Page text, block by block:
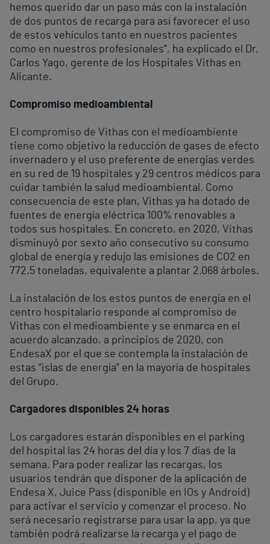
hemos querido dar un paso más con la instalación
de dos puntos de recarga para así favorecer el uso
de estos vehículos tanto en nuestros pacientes
como en nuestros profesionales”, ha explicado el Dr.
Carlos Yago, gerente de los Hospitales Vithas en
Alicante.
Compromiso medioambiental
El compromiso de Vithas con el medioambiente
tiene como objetivo la reducción de gases de efecto
invernadero y el uso preferente de energías verdes
en su red de 19 hospitales y 29 centros médicos para
cuidar también la salud medioambiental. Como
consecuencia de este plan, Vithas ya ha dotado de
fuentes de energía eléctrica 100% renovables a
todos sus hospitales. En concreto, en 2020, Vithas
disminuyó por sexto año consecutivo su consumo
global de energía y redujo las emisiones de CO2 en
772,5 toneladas, equivalente a plantar 2.068 árboles.
La instalación de los estos puntos de energía en el
centro hospitalario responde al compromiso de
Vithas con el medioambiente y se enmarca en el
acuerdo alcanzado, a principios de 2020, con
EndesaX por el que se contempla la instalación de
estas “islas de energía” en la mayoría de hospitales
del Grupo.
Cargadores disponibles 24 horas
Los cargadores estarán disponibles en el parking
del hospital las 24 horas del día y los 7 días de la
semana. Para poder realizar las recargas, los
usuarios tendrán que disponer de la aplicación de
Endesa X, Juice Pass (disponible en IOs y Android)
para activar el servicio y comenzar el proceso. No
será necesario registrarse para usar la app, ya que
también podrá realizarse la recarga y el pago de